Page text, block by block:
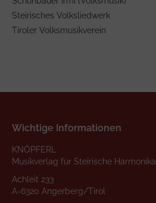
Steirisches Volksliedwerk
Tiroler Volksmusikverein
Wichtige Informationen
KNÖPFERL
Musikverlag für Steirische Harmonika
Achleit 233
A-6320 Angerberg/Tirol